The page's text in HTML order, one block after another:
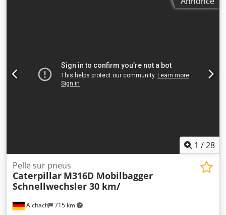
65 %, moteur : CAT [169 kW/230 ch], climatisation, vanne
réserve d’erreurs et de vente intermédiaire ! Chsdpfx Aiey
H Uupsiea = Informations complémentaires = Transmission
: chenilles Pour plus d’informations, veuillez contacter
1 /28
Aichach 715 km
Pelle sur pneus
Caterpillar M316D Mobilbagger
Schnellwechsler 30 km/